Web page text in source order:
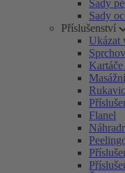
Sady
Sady
Příslušenství
Ukázat
Flanel